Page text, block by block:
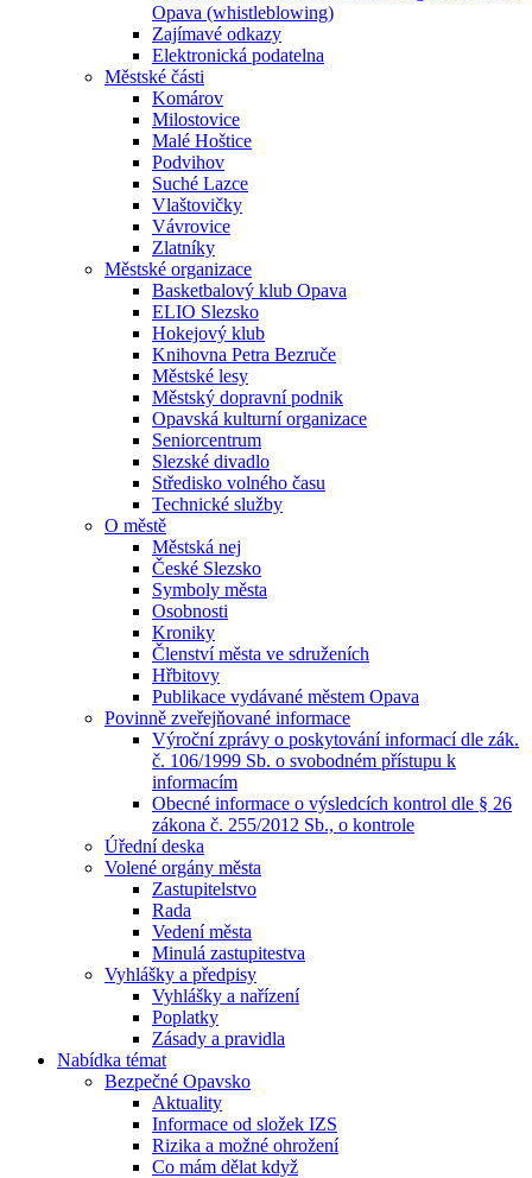
Opava (whistleblowing)
Zajímavé odkazy
Elektronická podatelna
Městské části
Komárov
Milostovice
Malé Hoštice
Podvihov
Suché Lazce
Vlaštovičky
Vávrovice
Zlatníky
Městské organizace
Basketbalový klub Opava
ELIO Slezsko
Hokejový klub
Knihovna Petra Bezruče
Městské lesy
Městský dopravní podnik
Opavská kulturní organizace
Seniorcentrum
Slezské divadlo
Středisko volného času
Technické služby
O městě
Městská nej
České Slezsko
Symboly města
Osobnosti
Kroniky
Členství města ve sdruženích
Hřbitovy
Publikace vydávané městem Opava
Povinně zveřejňované informace
Výroční zprávy o poskytování informací dle zák.
č. 106/1999 Sb. o svobodném přístupu k
informacím
Obecné informace o výsledcích kontrol dle § 26
zákona č. 255/2012 Sb., o kontrole
Úřední deska
Volené orgány města
Zastupitelstvo
Rada
Vedení města
Minulá zastupitestva
Vyhlášky a předpisy
Vyhlášky a nařízení
Poplatky
Zásady a pravidla
Nabídka témat
Bezpečné Opavsko
Aktuality
Informace od složek IZS
Rizika a možné ohrožení
Co mám dělat když